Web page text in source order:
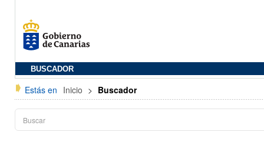
BUSCADOR
Estás en Inicio > Buscador